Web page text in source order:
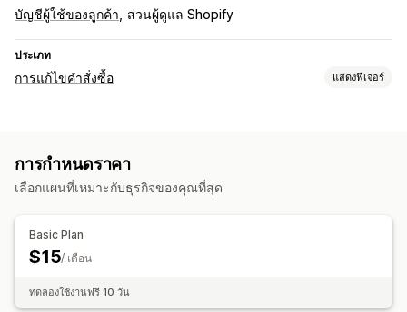
บัญชีผู้ใช้ของลูกค้า ส่วนผู้ดูแล Shopify
ประเภท
การแก้ไขคำสั่งซื้อ แสดงฟีเจอร์
การจัดการคำสั่งซื้อ
การกำหนดราคา
เลือกแผนที่เหมาะกับธุรกิจของคุณที่สุด
Basic Plan
$15/ เดือน
ทดลองใช้งานฟรี 10 วัน